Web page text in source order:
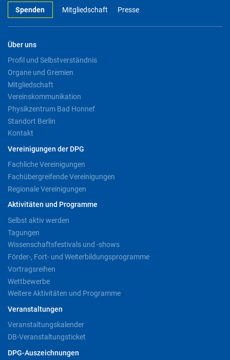
Spenden Mitgliedschaft Presse
Über uns
Profil und Selbstverständnis
Organe und Gremien
Mitgliedschaft
Vereinskommunikation
Physikzentrum Bad Honnef
Standort Berlin
Kontakt
Vereinigungen der DPG
Fachliche Vereinigungen
Fachübergreifende Vereinigungen
Regionale Vereinigungen
Aktivitäten und Programme
Selbst aktiv werden
Tagungen
Wissenschaftsfestivals und -shows
Förder-, Fort- und Weiterbildungsprogramme
Vortragsreihen
Wettbewerbe
Weitere Aktivitäten und Programme
Veranstaltungen
Veranstaltungskalender
DB-Veranstaltungsticket
DPG-Auszeichnungen